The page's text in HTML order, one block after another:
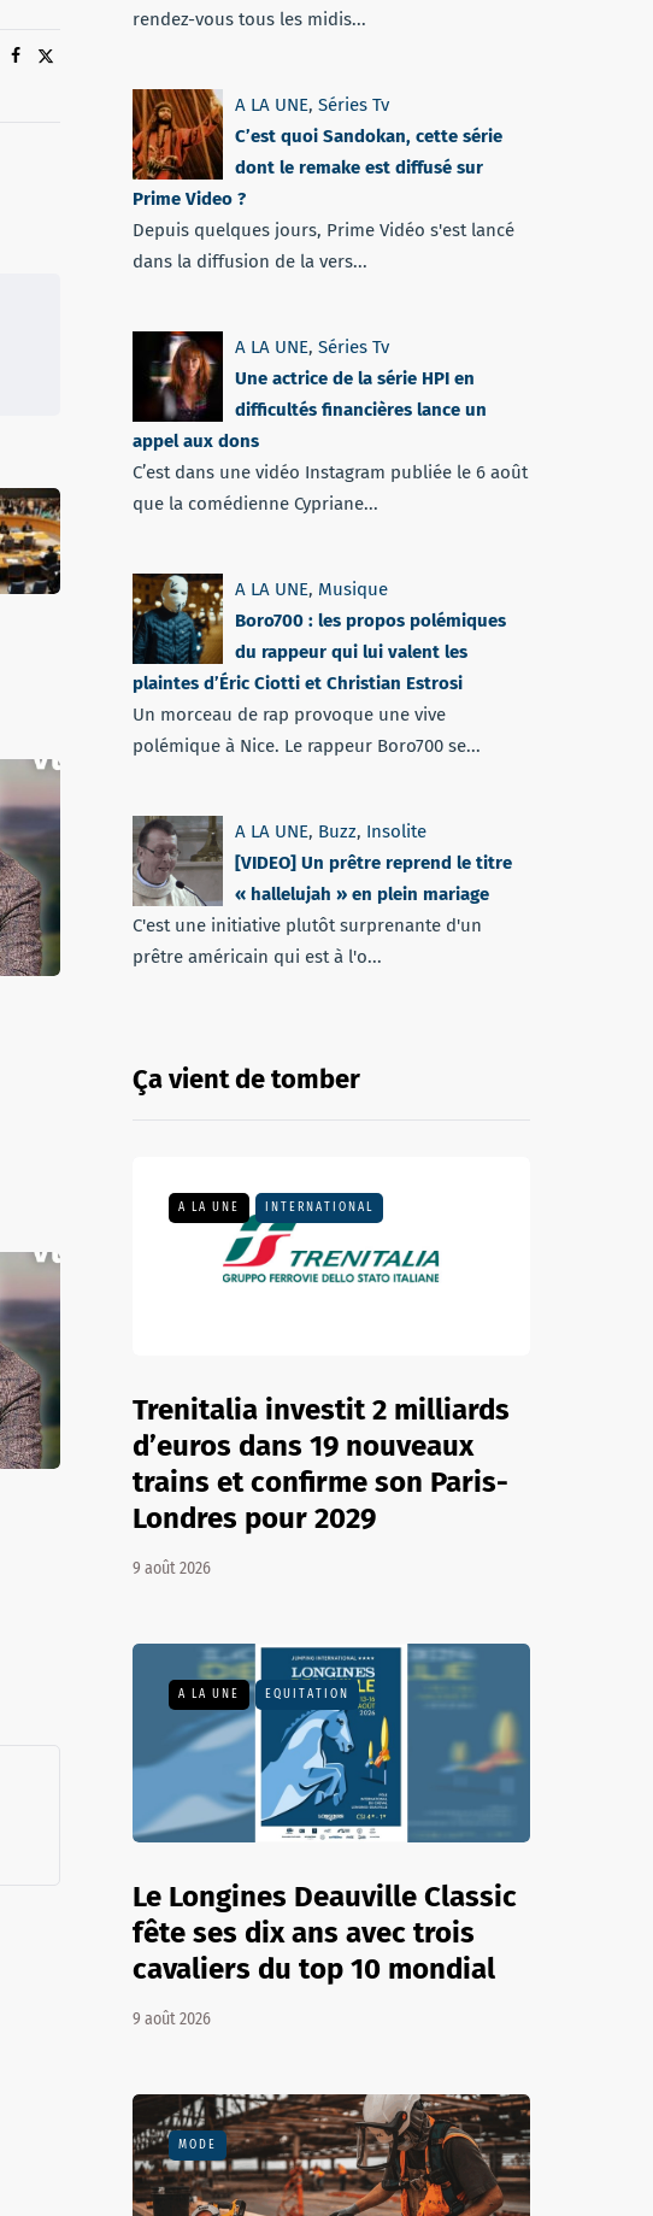
rendez-vous tous les midis...
A LA UNE, Séries Tv
C’est quoi Sandokan, cette série
dont le remake est diffusé sur
Prime Video ?
Depuis quelques jours, Prime Vidéo s'est lancé
dans la diffusion de la vers...
A LA UNE, Séries Tv
Une actrice de la série HPI en
difficultés financières lance un
appel aux dons
C’est dans une vidéo Instagram publiée le 6 août
que la comédienne Cypriane...
A LA UNE, Musique
Boro700 : les propos polémiques
du rappeur qui lui valent les
plaintes d’Éric Ciotti et Christian Estrosi
Un morceau de rap provoque une vive
polémique à Nice. Le rappeur Boro700 se...
A LA UNE, Buzz, Insolite
[VIDEO] Un prêtre reprend le titre
« hallelujah » en plein mariage
C'est une initiative plutôt surprenante d'un
prêtre américain qui est à l'o...
Ça vient de tomber
A LA UNE INTERNATIONAL
Trenitalia investit 2 milliards
d’euros dans 19 nouveaux
trains et confirme son Paris-
Londres pour 2029
9 août 2026
A LA UNE EQUITATION
Le Longines Deauville Classic
fête ses dix ans avec trois
cavaliers du top 10 mondial
9 août 2026
MODE